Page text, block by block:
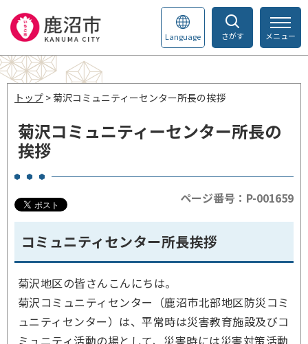
さがす
Language メニュー
トップ > 菊沢コミュニティーセンター所長の挨拶
菊沢コミュニティーセンター所長の
挨拶
ページ番号：P-001659
コミュニティセンター所長挨拶
菊沢地区の皆さんこんにちは。
菊沢コミュニティセンター（鹿沼市北部地区防災コミ
ュニティセンター）は、平常時は災害教育施設及びコ
ミュニティ活動の場として、災害時には災害対策活動